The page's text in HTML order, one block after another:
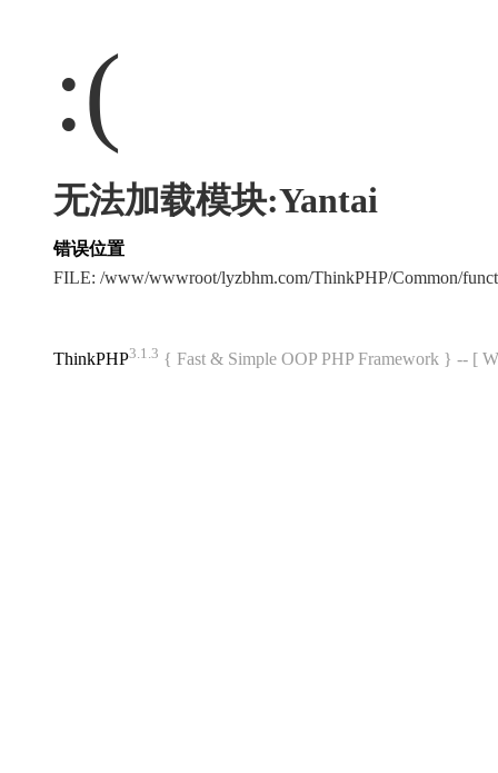
:(
无法加载模块:Yantai
错误位置
FILE: /www/wwwroot/lyzbhm.com/ThinkPHP/Common/
ThinkPHP3.1.3 { Fast & Simple OOP PHP Framework } -- [